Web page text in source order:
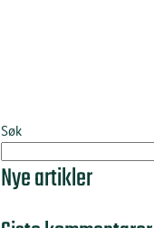
Søk
Nye artikler